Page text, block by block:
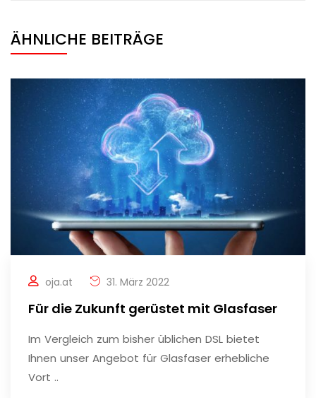
ÄHNLICHE BEITRÄGE
oja.at 31. März 2022
Für die Zukunft gerüstet mit Glasfaser
Im Vergleich zum bisher üblichen DSL bietet
Ihnen unser Angebot für Glasfaser erhebliche
Vort ..